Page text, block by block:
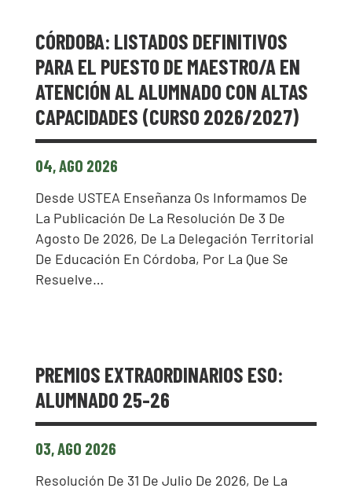
CÓRDOBA: LISTADOS DEFINITIVOS
PARA EL PUESTO DE MAESTRO/A EN
ATENCIÓN AL ALUMNADO CON ALTAS
CAPACIDADES (CURSO 2026/2027)
04, AGO 2026
Desde USTEA Enseñanza Os Informamos De
La Publicación De La Resolución De 3 De
Agosto De 2026, De La Delegación Territorial
De Educación En Córdoba, Por La Que Se
Resuelve…
PREMIOS EXTRAORDINARIOS ESO:
ALUMNADO 25-26
03, AGO 2026
Resolución De 31 De Julio De 2026, De La